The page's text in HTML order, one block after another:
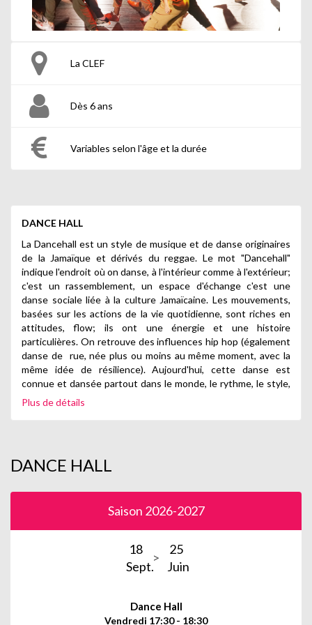
La CLEF
Dès 6 ans
Variables selon l'âge et la durée
DANCE HALL
La Dancehall est un style de musique et de danse originaires
de la Jamaïque et dérivés du reggae. Le mot "Dancehall"
indique l'endroit où on danse, à l'intérieur comme à l'extérieur;
c'est un rassemblement, un espace d'échange c'est une
danse sociale liée à la culture Jamaïcaine. Les mouvements,
basées sur les actions de la vie quotidienne, sont riches en
attitudes, flow; ils ont une énergie et une histoire
particulières. On retrouve des influences hip hop (également
danse de rue, née plus ou moins au même moment, avec la
même idée de résilience). Aujourd'hui, cette danse est
connue et dansée partout dans le monde, le rythme, le style,
les artistes sont très appréciés et reconnus.
d'apprentissage permettant de manier le style avec son
propre corps et sa personnalité.
Tarifs 1h : 305€ / 350€* (*Hors St Germain / Fourqueux)
DANSE HIP-HOP
C’est l’un des 5 moyens d’expressions de la Culture hip-hop
(Danse, rap, graff, dj, beat box). Depuis 1973, cette danse ne
du breakdance comme discipline olympique aux Jeux 2024.
Plus de détails
DANCE HALL
Saison 2026-2027
18
Sept.
25
Juin
Dance Hall
Vendredi 17:30 - 18:30